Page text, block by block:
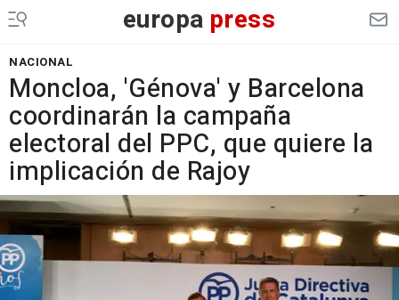
europa press
NACIONAL
Moncloa, 'Génova' y Barcelona
coordinarán la campaña
electoral del PPC, que quiere la
implicación de Rajoy